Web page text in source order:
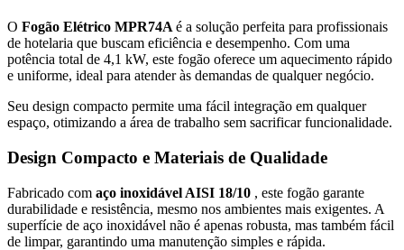
O Fogão Elétrico MPR74Aé a solução perfeita para profissionais
de hotelaria que buscam eficiência e desempenho. Com uma
potência total de 4,1 kW, este fogão oferece um aquecimento rápido
e uniforme, ideal para atender às demandas de qualquer negócio.
Seu design compacto permite uma fácil integração em qualquer
espaço, otimizando a área de trabalho sem sacrificar funcionalidade.
Design Compacto e Materiais de Qualidade
Fabricado com aço inoxidável AISI 18/10 , este fogão garante
durabilidade e resistência, mesmo nos ambientes mais exigentes. A
superfície de aço inoxidável não é apenas robusta, mas também fácil
de limpar, garantindo uma manutenção simples e rápida.